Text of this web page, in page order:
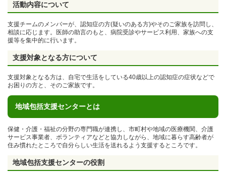
活動内容について
支援チームのメンバーが、認知症の方(疑いのある方)やそのご家族を訪問し、
相談に応じます。医師の助言のもと、病院受診やサービス利用、家族への支
援等を集中的に行います。
支援対象となる方について
支援対象となる方は、自宅で生活をしている40歳以上の認知症の症状などで
お困りの方と、そのご家族です。
地域包括支援センターとは
保健・介護・福祉の分野の専門職が連携し、市町村や地域の医療機関、介護
サービス事業者、ボランティアなどと協力しながら、地域に暮らす高齢者が
住み慣れたところで自分らしい生活を送れるよう支援するところです。
地域包括支援センターの役割